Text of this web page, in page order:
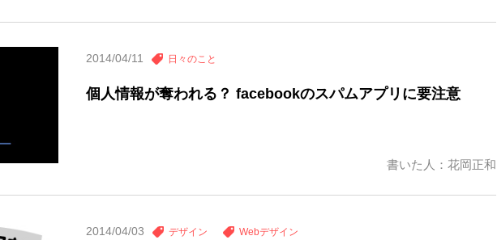
2014/04/11 日々のこと
個人情報が奪われる？ facebookのスパムアプリに要注意
書いた人：花岡正和
2014/04/03 デザイン Webデザイン